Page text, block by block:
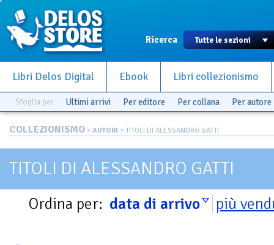
Ricerca
Libri Delos Digital Ebook Libri collezionismo
Sfoglia per Ultimi arrivi Per editore Per collana Per autore
COLLEZIONISMO > AUTORI > TITOLI DI ALESSANDRO GATTI
TITOLI DI ALESSANDRO GATTI
Ordina per: data di arrivo più